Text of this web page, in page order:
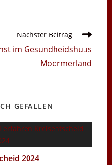
Nächster Beitrag
im Gesundheidshuus
Moormerland
GEFALLEN
2024